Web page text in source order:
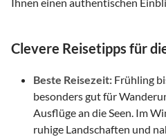
Ihnen einen authentischen
Clevere Reisetipps für
Beste Reisezeit: Frühling
besonders gut für
Ausflüge an die Seen. Im
ruhige Landschaften und